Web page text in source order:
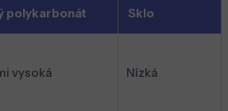
polykarbonát Sklo
vysoká Nízká